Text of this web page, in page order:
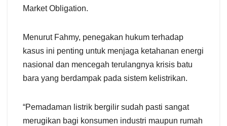
Market Obligation.
Menurut Fahmy, penegakan hukum terhadap
kasus ini penting untuk menjaga ketahanan energi
nasional dan mencegah terulangnya krisis batu
bara yang berdampak pada sistem kelistrikan.
“Pemadaman listrik bergilir sudah pasti sangat
merugikan bagi konsumen industri maupun rumah